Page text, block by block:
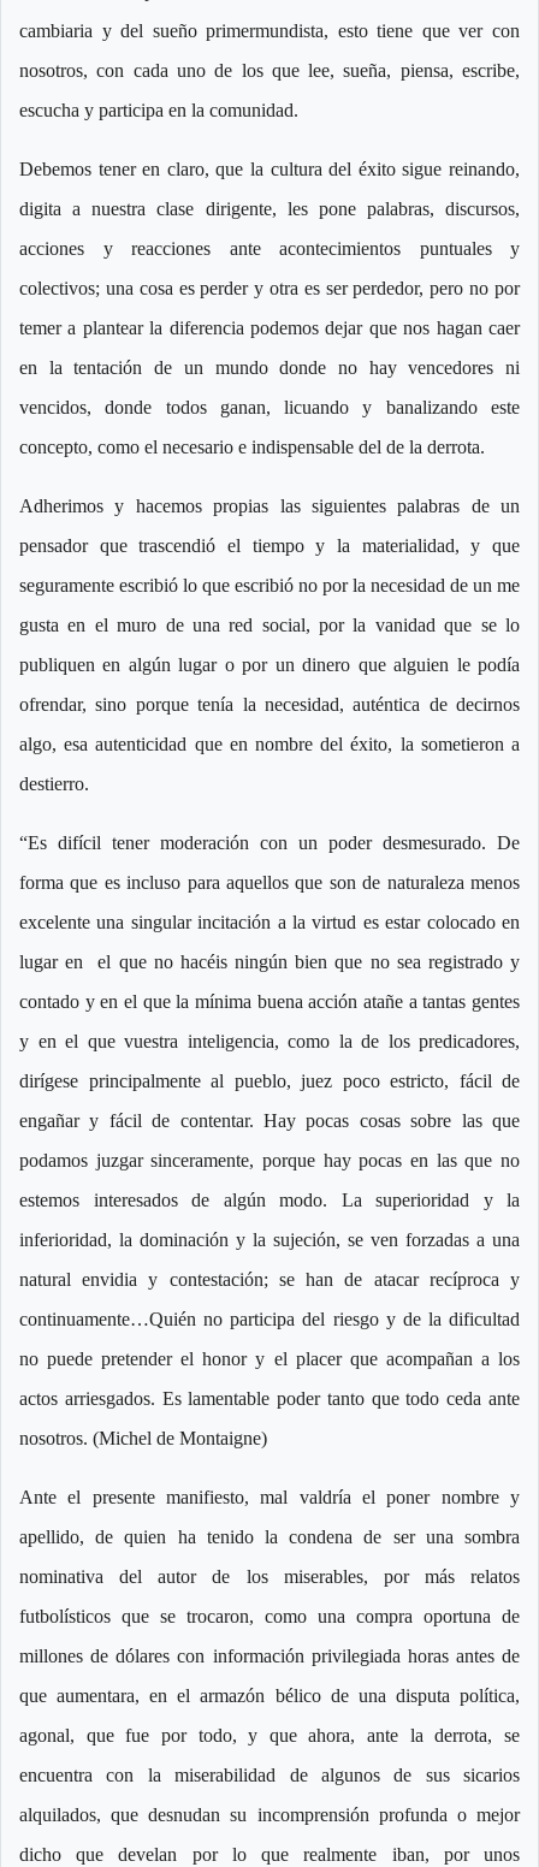
cambiaria y del sueño primermundista, esto tiene que ver con
nosotros, con cada uno de los que lee, sueña, piensa, escribe,
escucha y participa en la comunidad.
Debemos tener en claro, que la cultura del éxito sigue reinando,
digita a nuestra clase dirigente, les pone palabras, discursos,
acciones y reacciones ante acontecimientos puntuales y
colectivos; una cosa es perder y otra es ser perdedor, pero no por
temer a plantear la diferencia podemos dejar que nos hagan caer
en la tentación de un mundo donde no hay vencedores ni
vencidos, donde todos ganan, licuando y banalizando este
concepto, como el necesario e indispensable del de la derrota.
Adherimos y hacemos propias las siguientes palabras de un
pensador que trascendió el tiempo y la materialidad, y que
seguramente escribió lo que escribió no por la necesidad de un me
gusta en el muro de una red social, por la vanidad que se lo
publiquen en algún lugar o por un dinero que alguien le podía
ofrendar, sino porque tenía la necesidad, auténtica de decirnos
algo, esa autenticidad que en nombre del éxito, la sometieron a
destierro.
“Es difícil tener moderación con un poder desmesurado. De
forma que es incluso para aquellos que son de naturaleza menos
excelente una singular incitación a la virtud es estar colocado en
lugar en el que no hacéis ningún bien que no sea registrado y
contado y en el que la mínima buena acción atañe a tantas gentes
y en el que vuestra inteligencia, como la de los predicadores,
dirígese principalmente al pueblo, juez poco estricto, fácil de
engañar y fácil de contentar. Hay pocas cosas sobre las que
podamos juzgar sinceramente, porque hay pocas en las que no
estemos interesados de algún modo. La superioridad y la
inferioridad, la dominación y la sujeción, se ven forzadas a una
natural envidia y contestación; se han de atacar recíproca y
continuamente…Quién no participa del riesgo y de la dificultad
no puede pretender el honor y el placer que acompañan a los
actos arriesgados. Es lamentable poder tanto que todo ceda ante
nosotros. (Michel de Montaigne)
Ante el presente manifiesto, mal valdría el poner nombre y
apellido, de quien ha tenido la condena de ser una sombra
nominativa del autor de los miserables, por más relatos
futbolísticos que se trocaron, como una compra oportuna de
millones de dólares con información privilegiada horas antes de
que aumentara, en el armazón bélico de una disputa política,
agonal, que fue por todo, y que ahora, ante la derrota, se
encuentra con la miserabilidad de algunos de sus sicarios
alquilados, que desnudan su incomprensión profunda o mejor
dicho que develan por lo que realmente iban, por unos